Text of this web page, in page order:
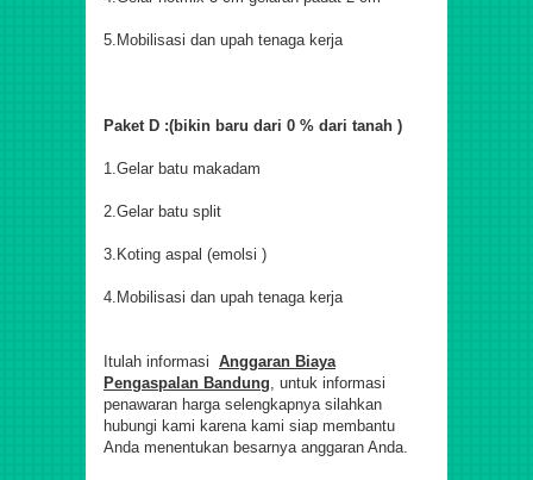
5.Mobilisasi dan upah tenaga kerja
Paket D :(bikin baru dari 0 % dari tanah )
1.Gelar batu makadam
2.Gelar batu split
3.Koting aspal (emolsi )
4.Mobilisasi dan upah tenaga kerja
Itulah informasi Anggaran Biaya
Pengaspalan Bandung , untuk informasi
penawaran harga selengkapnya silahkan
hubungi kami karena kami siap membantu
Anda menentukan besarnya anggaran Anda.